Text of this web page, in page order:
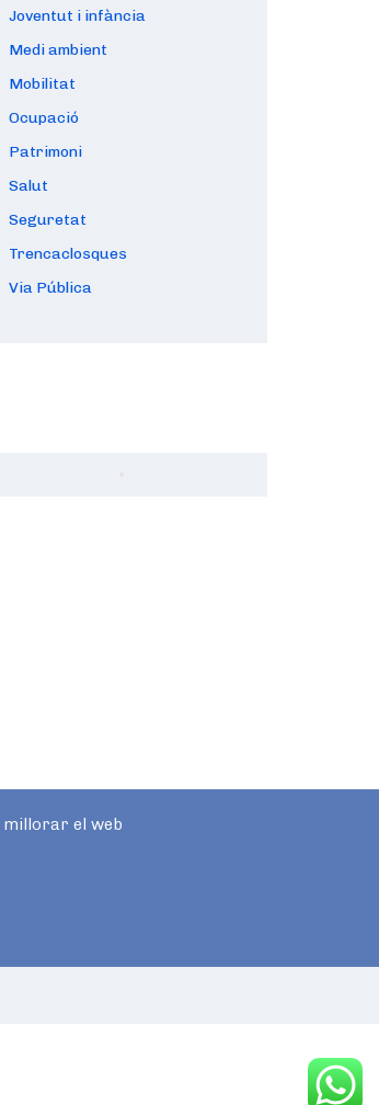
Joventut i infància
Medi ambient
Mobilitat
Ocupació
Patrimoni
Salut
Seguretat
Trencaclosques
Via Pública
millorar el web